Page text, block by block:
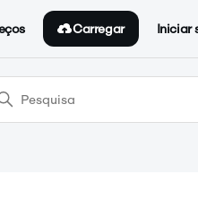
Carregar Iniciar